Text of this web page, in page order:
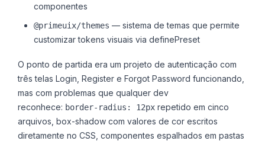
componentes
@primeuix/themes — sistema de temas que permite
customizar tokens visuais via definePreset
O ponto de partida era um projeto de autenticação com
três telas Login, Register e Forgot Password funcionando,
mas com problemas que qualquer dev
reconhece: border-radius: 12px repetido em cinco
arquivos, box-shadow com valores de cor escritos
diretamente no CSS, componentes espalhados em pastas